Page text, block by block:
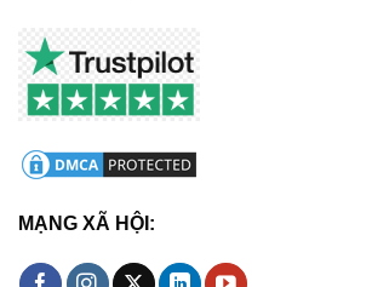
MẠNG XÃ HỘI: